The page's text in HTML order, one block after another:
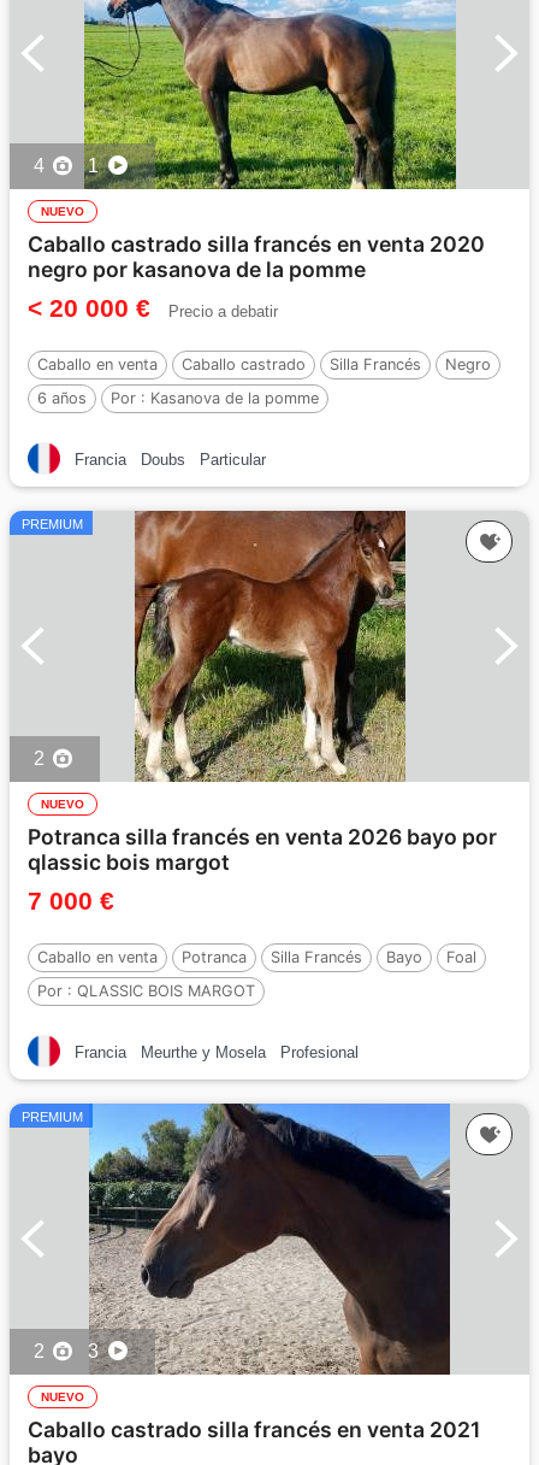
4 1
NUEVO
Caballo castrado silla francés en venta 2020
negro por kasanova de la pomme
< 20 000 € Precio a debatir
Caballo en venta Caballo castrado Silla Francés
Negro
6 años
Por : Kasanova de la pomme
Francia Doubs Particular
PREMIUM
2
NUEVO
Potranca silla francés en venta 2026 bayo por
qlassic bois margot
7 000 €
Caballo en venta Potranca Silla Francés Bayo
Foal
Por : QLASSIC BOIS MARGOT
Francia Meurthe y Mosela Profesional
PREMIUM
2 3
NUEVO
Caballo castrado silla francés en venta 2021
bayo